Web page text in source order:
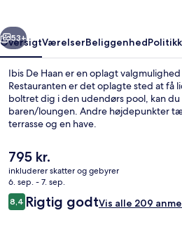
Næste
53+
OversigtVærelserBeliggenhed
Ibis De Haan er en oplagt
Restauranten er det oplagte sted at få
boltret dig i den udendørs pool, kan
baren/loungen. Andre højdepunkter
terrasse og en have.
Den
nuværende
pris
er
795 kr.
795 kr.
inkluderer skatter og gebyrer
6. sep. - 7. sep.
Anmeldelser
8,48,4 ud af 10.
Rigtig godtVis alle 209